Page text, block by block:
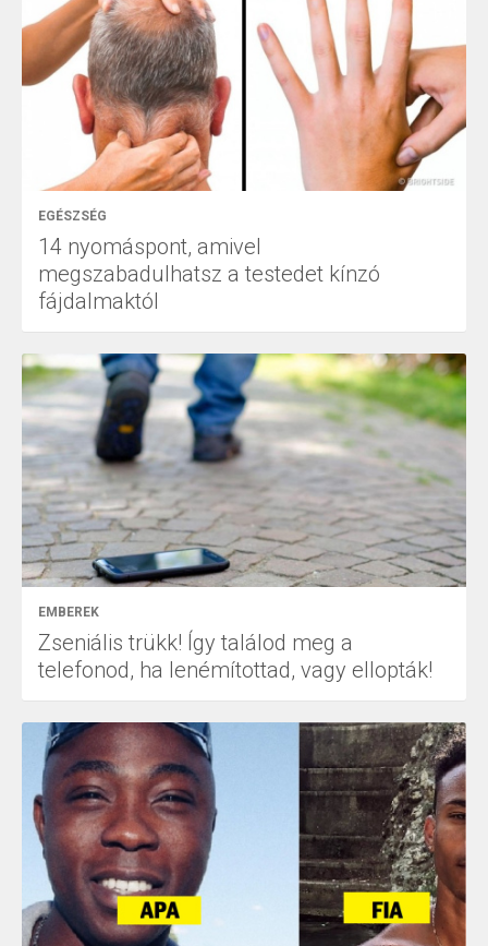
EGÉSZSÉG
14 nyomáspont, amivel
megszabadulhatsz a testedet kínzó
fájdalmaktól
EMBEREK
Zseniális trükk! Így találod meg a
telefonod, ha lenémítottad, vagy ellopták!